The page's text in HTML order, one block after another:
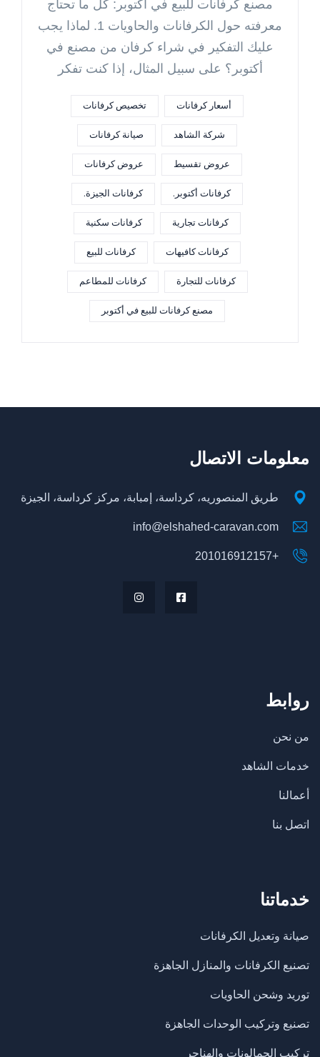
مصنع كرفانات للبيع في أكتوبر: كل ما تحتاج
معرفته حول الكرفانات والحاويات 1. لماذا يجب
عليك التفكير في شراء كرفان من مصنع في
أكتوبر؟ على سبيل المثال، إذا كنت تفكر
أسعار كرفانات تخصيص كرفانات
شركة الشاهد صيانة كرفانات
عروض تقسيط عروض كرفانات
كرفانات أكتوبر. كرفانات الجيزة.
كرفانات تجارية كرفانات سكنية
كرفانات كافيهات كرفانات للبيع
كرفانات للتجارة كرفانات للمطاعم
مصنع كرفانات للبيع في أكتوبر
معلومات الاتصال
طريق المنصوريه، كرداسة، إمبابة، مركز كرداسة، الجيزة
info@elshahed-caravan.com
+201016912157
روابط
من نحن
خدمات الشاهد
أعمالنا
اتصل بنا
خدماتنا
صيانة وتعديل الكرفانات
تصنيع الكرفانات والمنازل الجاهزة
​توريد وشحن الحاويات
تصنيع وتركيب الوحدات الجاهزة
تركيب الجمالونات والهناجر